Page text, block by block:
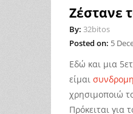
Ζέστανε
By: 32bitos
Posted on: 5
Εδώ και μια
είμαι
χρησιμοποιώ
Πρόκειται για